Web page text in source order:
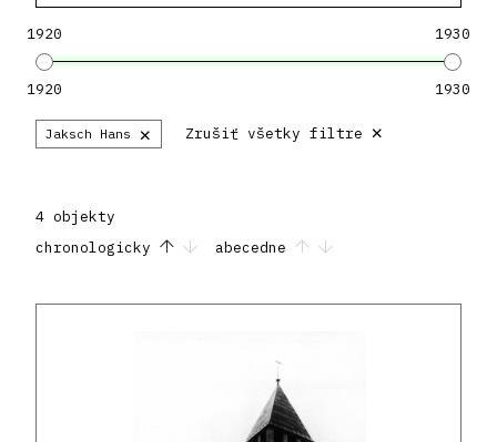
1920 1930
1920 1930
Jaksch Hans × Zrušiť všetky filtre ×
4 objekty
chronologicky
abecedne